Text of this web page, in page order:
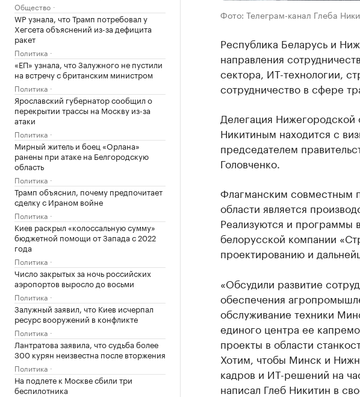
Общество
WP узнала, что Трамп потребовал у
Хегсета объяснений из-за дефицита
ракет
Политика
«ЕП» узнала, что Залужного не пустили
на встречу с британским министром
Политика
Ярославский губернатор сообщил о
перекрытии трассы на Москву из-за
атаки
Политика
Мирный житель и боец «Орлана»
ранены при атаке на Белгородскую
область
Политика
Трамп объяснил, почему предпочитает
сделку с Ираном войне
Политика
Киев раскрыл «колоссальную сумму»
бюджетной помощи от Запада с 2022
года
Политика
Число закрытых за ночь российских
аэропортов выросло до восьми
Политика
Залужный заявил, что Киев исчерпал
ресурс вооружений в конфликте
Политика
Лантратова заявила, что судьба более
300 курян неизвестна после вторжения
Политика
На подлете к Москве сбили три
беспилотника
Фото: Телеграм-канал Глеба
Республика Беларусь и
направления
сектора, ИТ-технологии,
сотрудничество в сфере
Делегация Нижегородской
Никитиным находится с
председателем
Головченко.
Флагманским совместным
области является
Реализуются и программы
белорусской компании
проектированию и
«Обсудили развитие
обеспечения
обслуживание техники
единого центра ее
проекты в области
Хотим, чтобы Минск и
кадров и ИТ-решений на
написал Глеб Никитин в